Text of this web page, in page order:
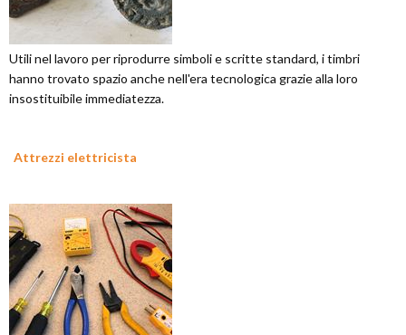
Utili nel lavoro per riprodurre simboli e scritte standard, i timbri
hanno trovato spazio anche nell'era tecnologica grazie alla loro
insostituibile immediatezza.
Attrezzi elettricista